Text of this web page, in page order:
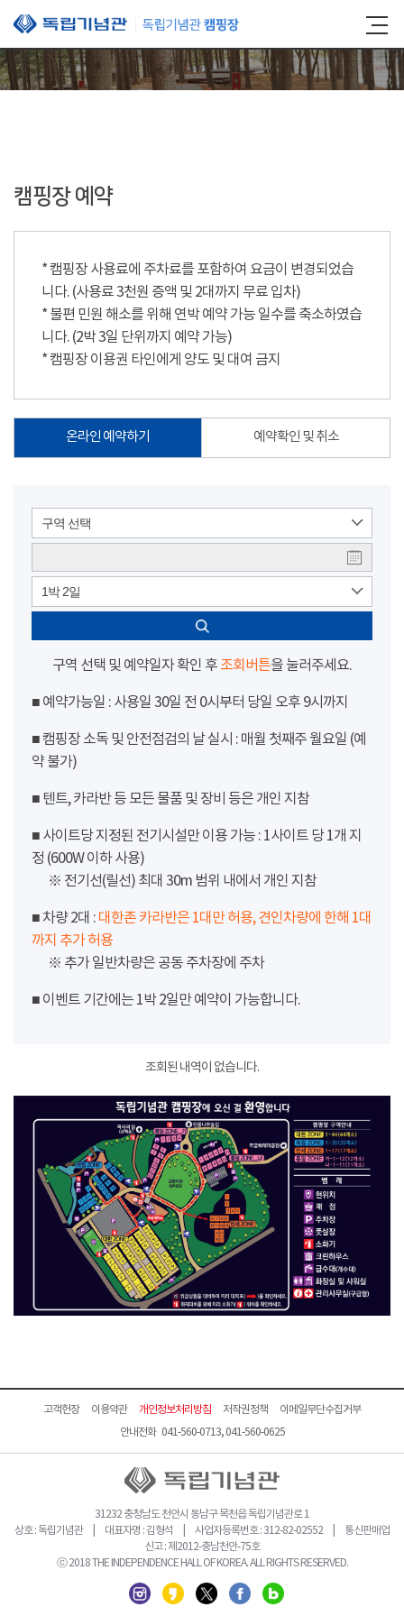
본문 바로가기
캠핑장 예약
* 캠핑장 사용료에 주차료를 포함하여 요금이 변경되었습
니다. (사용료 3천원 증액 및 2대까지 무료 입차)
* 불편 민원 해소를 위해 연박 예약 가능 일수를 축소하였습
니다. (2박 3일 단위까지 예약 가능)
* 캠핑장 이용권 타인에게 양도 및 대여 금지
온라인 예약하기 예약확인 및 취소
구역 선택
1박 2일
구역 선택 및 예약일자 확인 후 조회버튼을 눌러주세요.
■ 예약가능일 : 사용일 30일 전 0시부터 당일 오후 9시까지
■ 캠핑장 소독 및 안전점검의 날 실시 : 매월 첫째주 월요일 (예
약 불가)
■ 텐트, 카라반 등 모든 물품 및 장비 등은 개인 지참
■ 사이트당 지정된 전기시설만 이용 가능 : 1사이트 당 1개 지
정 (600W 이하 사용)
※ 전기선(릴선) 최대 30m 범위 내에서 개인 지참
■ 차량 2대 : 대한존 카라반은 1대만 허용, 견인차량에 한해 1대
까지 추가 허용
※ 추가 일반차량은 공동 주차장에 주차
■ 이벤트 기간에는 1박 2일만 예약이 가능합니다.
조회된 내역이 없습니다.
고객헌장 이용약관 개인정보처리방침 저작권정책
이메일무단수집거부
안내전화 041-560-0713, 041-560-0625
31232 충청남도 천안시 동남구 목천읍 독립기념관로 1
상호 : 독립기념관 | 대표자명 : 김형석 | 사업자등록번호 : 312-82-02552 | 통신판매업
신고 : 제2012-충남천안-75호
ⓒ 2018 THE INDEPENDENCE HALL OF KOREA. ALL RIGHTS RESERVED.